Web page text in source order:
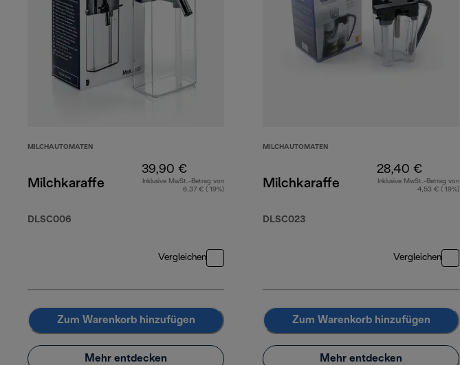
MILCHAUTOMATEN
Milchkaraffe
DLSC006
39,90 €
Inklusive MwSt.-Betrag von
6,37 € ( 19%)
Vergleichen
Zum Warenkorb hinzufügen
Mehr entdecken
MILCHAUTOMATEN
Milchkaraffe
DLSC023
28,40 €
Inklusive MwSt.-Betrag von
4,53 € ( 19%)
Vergleichen
Zum Warenkorb hinzufügen
Mehr entdecken